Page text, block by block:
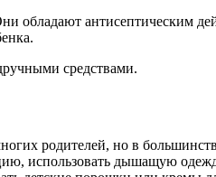
обладают антисептическим
средствами.
родителей, но в
использовать дышащую